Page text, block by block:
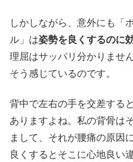
しかしながら、意外にも「
ル」は姿勢を良くするのに
理屈はサッパリ分かりませ
そう感じているのです。
背中で左右の手を交差する
ありますよね。私の背骨は
まして、それが腰痛の原因
良くするとそこに心地良い